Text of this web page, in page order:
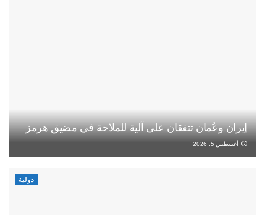
إيران وعُمان تتفقان على آلية للملاحة في مضيق هرمز
أغسطس 5, 2026
دولية